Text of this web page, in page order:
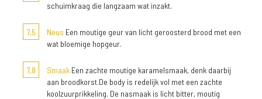
schuimkraag die langzaam wat inzakt.
7,5 Neus Een moutige geur van licht geroosterd brood met een
wat bloemige hopgeur.
7,8 Smaak Een zachte moutige karamelsmaak, denk daarbij
aan broodkorst.De body is redelijk vol met een zachte
koolzuurprikkeling. De nasmaak is licht bitter, moutig